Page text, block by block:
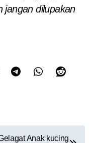
jangan dilupakan
Anak kucing